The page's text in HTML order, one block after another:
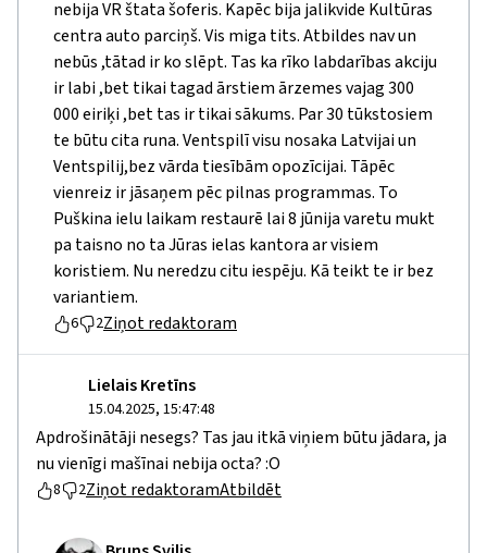
nebija VR štata šoferis. Kapēc bija jalikvide Kultūras
centra auto parciņš. Vis miga tits. Atbildes nav un
nebūs ,tātad ir ko slēpt. Tas ka rīko labdarības akciju
ir labi ,bet tikai tagad ārstiem ārzemes vajag 300
000 eiriķi ,bet tas ir tikai sākums. Par 30 tūkstosiem
te būtu cita runa. Ventspilī visu nosaka Latvijai un
Ventspilij,bez vārda tiesībām opozīcijai. Tāpēc
vienreiz ir jāsaņem pēc pilnas programmas. To
Puškina ielu laikam restaurē lai 8 jūnija varetu mukt
pa taisno no ta Jūras ielas kantora ar visiem
koristiem. Nu neredzu citu iespēju. Kā teikt te ir bez
variantiem.
6 2Ziņot redaktoram
Lielais Kretīns
15.04.2025, 15:47:48
Apdrošinātāji nesegs? Tas jau itkā viņiem būtu jādara, ja
nu vienīgi mašīnai nebija octa? :O
8 2Ziņot redaktoramAtbildēt